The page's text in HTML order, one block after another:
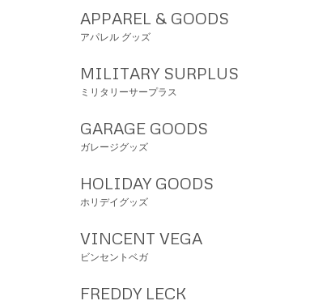
APPAREL & GOODS
アパレル グッズ
MILITARY SURPLUS
ミリタリーサープラス
GARAGE GOODS
ガレージグッズ
HOLIDAY GOODS
ホリデイグッズ
VINCENT VEGA
ビンセントベガ
FREDDY LECK